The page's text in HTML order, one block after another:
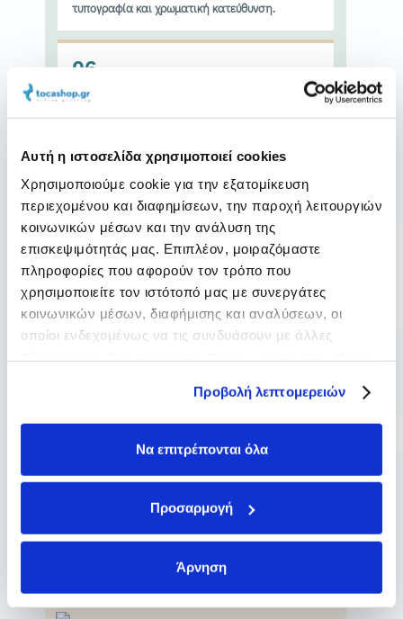
Αυτή η ιστοσελίδα χρησιμοποιεί cookies
Χρησιμοποιούμε cookie για την εξατομίκευση
περιεχομένου και διαφημίσεων, την παροχή λειτουργιών
κοινωνικών μέσων και την ανάλυση της
επισκεψιμότητάς μας. Επιπλέον, μοιραζόμαστε
πληροφορίες που αφορούν τον τρόπο που
χρησιμοποιείτε τον ιστότοπό μας με συνεργάτες
κοινωνικών μέσων, διαφήμισης και αναλύσεων, οι
οποίοι ενδεχομένως να τις συνδυάσουν με άλλες
Προβολή λεπτομερειών
Να επιτρέπονται όλα
Προσαρμογή
Άρνηση
τυπογραφία και χρωματική κατεύθυνση.
06
Visual Storytelling
ενισχύει την εμπειρία της θάλασσας.
SELECTED WORKS · 7 UNIQUE IMAGES
TOTAL
Η ολοκληρωμένη
ταυτότητα του Coralli
στην πράξη.
και έξι στο natural masonry, χωρίς επαναλήψεις
o
k